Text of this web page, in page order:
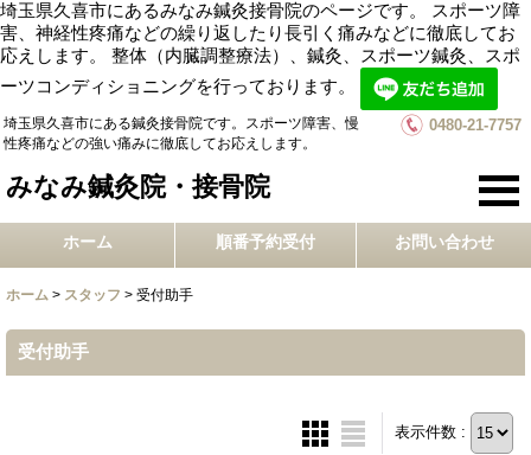
埼玉県久喜市にあるみなみ鍼灸接骨院のページです。 スポーツ障
害、神経性疼痛などの繰り返したり長引く痛みなどに徹底してお
応えします。 整体（内臓調整療法）、鍼灸、スポーツ鍼灸、スポ
ーツコンディショニングを行っております。
埼玉県久喜市にある鍼灸接骨院です。スポーツ障害、慢
性疼痛などの強い痛みに徹底してお応えします。
0480-21-7757
みなみ鍼灸院・接骨院
ホーム 順番予約受付 お問い合わせ
ホーム > スタッフ > 受付助手
受付助手
表示件数 :